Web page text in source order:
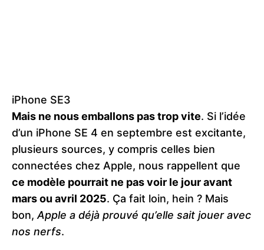
iPhone SE3
Mais ne nous emballons pas trop vite. Si l’idée
d’un iPhone SE 4 en septembre est excitante,
plusieurs sources, y compris celles bien
connectées chez Apple, nous rappellent que
ce modèle pourrait ne pas voir le jour avant
mars ou avril 2025. Ça fait loin, hein ? Mais
bon,Apple a déjà prouvé qu’elle sait jouer avec
nos nerfs.